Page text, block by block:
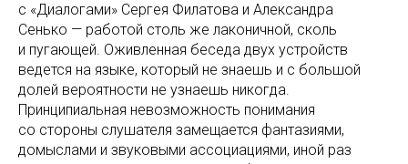
с «Диалогами» Сергея Филатова и Александра
Сенько — работой столь же лаконичной, сколь
и пугающей. Оживленная беседа двух устройств
ведется на языке, который не знаешь и с большой
долей вероятности не узнаешь никогда.
Принципиальная невозможность понимания
со стороны слушателя замещается фантазиями,
домыслами и звуковыми ассоциациями, иной раз